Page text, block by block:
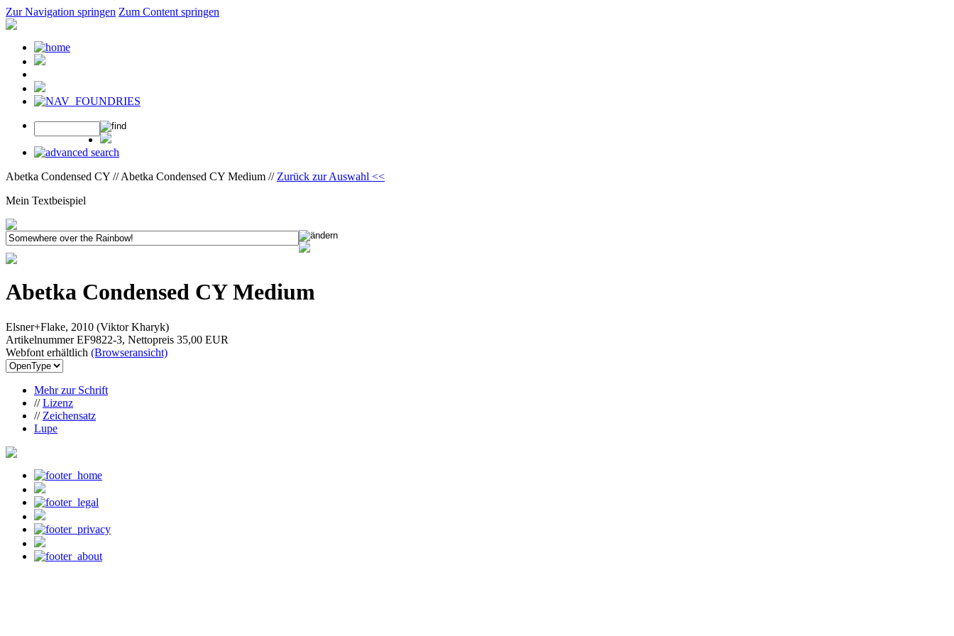
Zur Navigation springen Zum Content springen
Abetka Condensed CY // Abetka Condensed CY Medium // Zurück zur Auswahl <<
Mein Textbeispiel
Abetka Condensed CY Medium
Elsner+Flake, 2010 (Viktor Kharyk)
Artikelnummer EF9822-3, Nettopreis 35,00 EUR
Webfont erhältlich (Browseransicht)
Mehr zur Schrift
//Lizenz
// Zeichensatz
Lupe